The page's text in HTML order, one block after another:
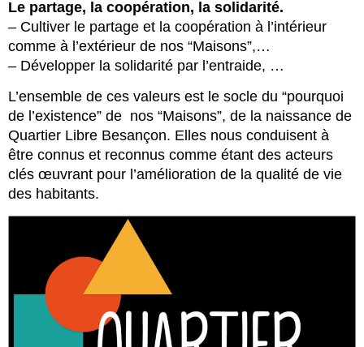
Le partage, la coopération, la solidarité.
– Cultiver le partage et la coopération à l’intérieur
comme à l’extérieur de nos “Maisons”,…
– Développer la solidarité par l’entraide, …
L’ensemble de ces valeurs est le socle du “pourquoi
de l’existence” de nos “Maisons”, de la naissance de
Quartier Libre Besançon. Elles nous conduisent à
être connus et reconnus comme étant des acteurs
clés œuvrant pour l’amélioration de la qualité de vie
des habitants.